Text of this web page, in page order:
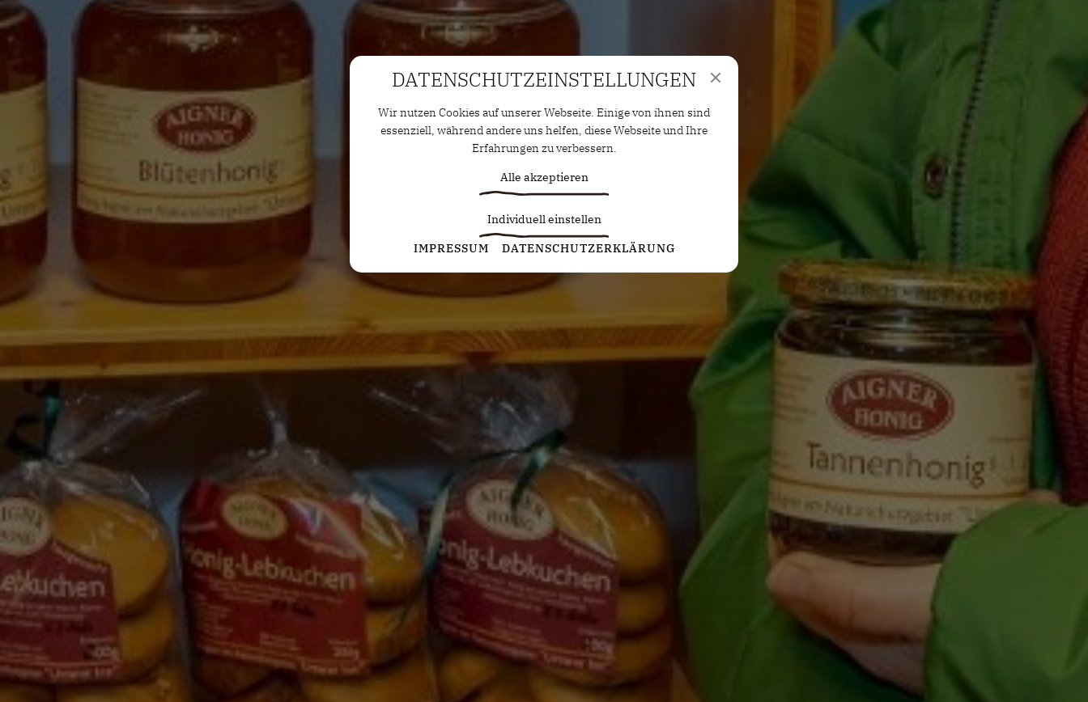
DATENSCHUTZ­EINSTELLUNGEN
Wir nutzen Cookies auf unserer Webseite. Einige von ihnen sind
essenziell, während andere uns helfen, diese Webseite und Ihre
Erfahrungen zu verbessern.
Alle akzeptieren
Individuell einstellen
Statistiken
Diese Cookies erfassen anonyme Statistiken. Diese
Informationen helfen uns zu verstehen, wie wir unsere Website
Google Analytics
Marketing
Marketing Cookies werden von Drittanbietern oder Publishern
verwendet, um personalisierte Werbung anzuzeigen. Sie tun
dies, indem sie Besucher über Websites hinweg verfolgen.
Google Tag Manager
Externe Medien
Wenn Cookies von externen Medien akzeptiert werden, bedarf
der Zugriff auf externe Inhalte keiner manuellen Zustimmung
Google Maps
Eingebettete Inhalte
IMPRESSUM DATENSCHUTZERKLÄRUNG